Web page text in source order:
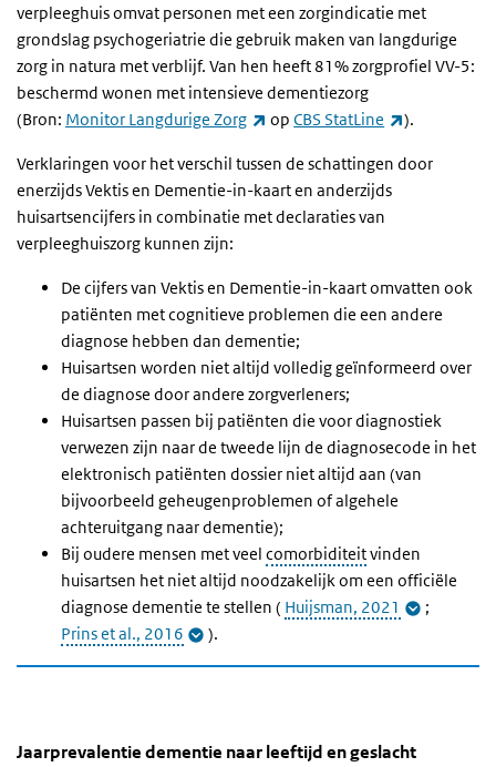
verpleeghuis omvat personen met een zorgindicatie met
grondslag psychogeriatrie die gebruik maken van langdurige
zorg in natura met verblijf. Van hen heeft 81% zorgprofiel VV-5:
beschermd wonen met intensieve dementiezorg
(Bron: Monitor Langdurige Zorg (externe link)
opCBS StatLine (externe
).
Verklaringen voor het verschil tussen de schattingen door
enerzijds Vektis en Dementie-in-kaart en anderzijds
huisartsencijfers in combinatie met declaraties van
verpleeghuiszorg kunnen zijn:
De cijfers van Vektis en Dementie-in-kaart omvatten ook
patiënten met cognitieve problemen die een andere
diagnose hebben dan dementie;
Huisartsen worden niet altijd volledig geïnformeerd over
de diagnose door andere zorgverleners;
Huisartsen passen bij patiënten die voor diagnostiek
verwezen zijn naar de tweede lijn de diagnosecode in het
elektronisch patiënten dossier niet altijd aan (van
bijvoorbeeld geheugenproblemen of algehele
achteruitgang naar dementie);
Bij oudere mensen met veel comorbiditeitvinden
huisartsen het niet altijd noodzakelijk om een officiële
diagnose dementie te stellen ( Huijsman, 2021
;
Prins et al., 2016
).
Jaarprevalentie dementie 2024
Sla de grafiek 'Jaarprevalentie dementie naar leeftijd en geslacht
Jaarprevalentie dementie naar leeftijd en geslacht
Jaarprevalentie dementie naar leeftijd en geslacht